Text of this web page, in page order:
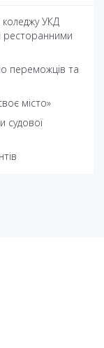
УКД
ресторанними
переможців та
місто»
судової